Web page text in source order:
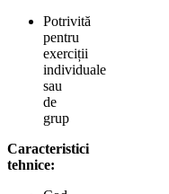
Potrivită
pentru
exerciții
individuale
sau
de
grup
Caracteristici
tehnice: